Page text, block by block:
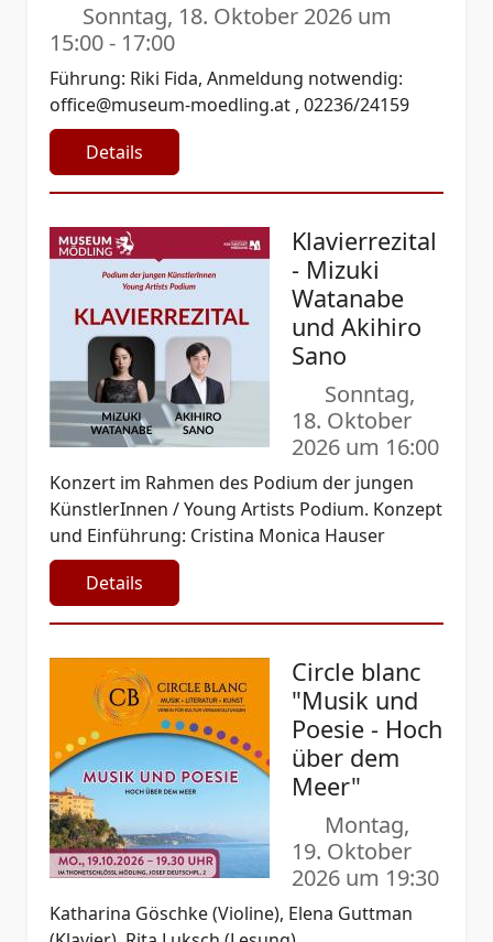
Sonntag, 18. Oktober 2026 um
15:00 - 17:00
Führung: Riki Fida, Anmeldung notwendig:
office@museum-moedling.at , 02236/24159
Details
Klavierrezital
- Mizuki
Watanabe
und Akihiro
Sano
Sonntag,
18. Oktober
2026 um 16:00
Konzert im Rahmen des Podium der jungen
KünstlerInnen / Young Artists Podium. Konzept
und Einführung: Cristina Monica Hauser
Details
Circle blanc
"Musik und
Poesie - Hoch
über dem
Meer"
Montag,
19. Oktober
2026 um 19:30
Katharina Göschke (Violine), Elena Guttman